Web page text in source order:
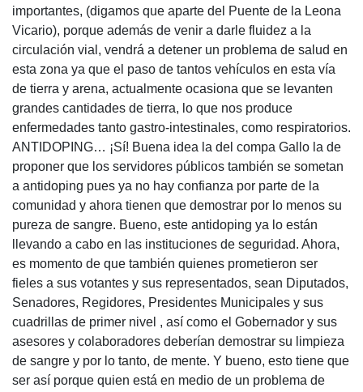
importantes, (digamos que aparte del Puente de la Leona
Vicario), porque además de venir a darle fluidez a la
circulación vial, vendrá a detener un problema de salud en
esta zona ya que el paso de tantos vehículos en esta vía
de tierra y arena, actualmente ocasiona que se levanten
grandes cantidades de tierra, lo que nos produce
enfermedades tanto gastro-intestinales, como respiratorios.
ANTIDOPING… ¡Sí! Buena idea la del compa Gallo la de
proponer que los servidores públicos también se sometan
a antidoping pues ya no hay confianza por parte de la
comunidad y ahora tienen que demostrar por lo menos su
pureza de sangre. Bueno, este antidoping ya lo están
llevando a cabo en las instituciones de seguridad. Ahora,
es momento de que también quienes prometieron ser
fieles a sus votantes y sus representados, sean Diputados,
Senadores, Regidores, Presidentes Municipales y sus
cuadrillas de primer nivel , así como el Gobernador y sus
asesores y colaboradores deberían demostrar su limpieza
de sangre y por lo tanto, de mente. Y bueno, esto tiene que
ser así porque quien está en medio de un problema de